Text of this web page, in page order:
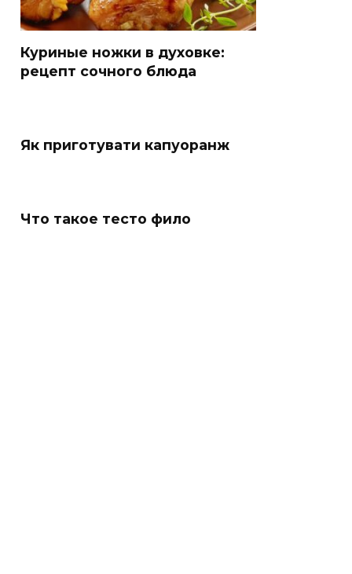
Куриные ножки в духовке:
рецепт сочного блюда
Як приготувати капуоранж
Что такое тесто фило